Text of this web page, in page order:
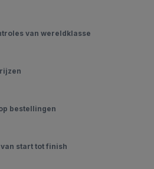
van wereldklasse
bestellingen
start tot finish